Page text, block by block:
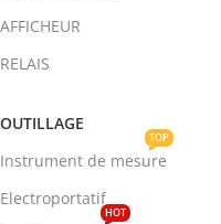
AFFICHEUR
RELAIS
OUTILLAGE
Instrument de mesure
TOP
Electroportatif
HOT